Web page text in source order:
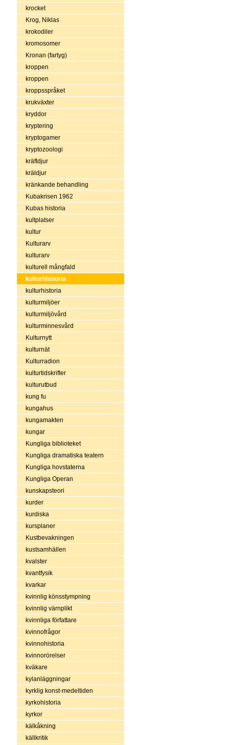
krocket
Krog, Niklas
krokodiler
kromosomer
Kronan (fartyg)
kroppen
kroppen
kroppsspråket
krukväxter
kryddor
kryptering
kryptogamer
kryptozoologi
kräftdjur
kräldjur
kränkande behandling
Kubakrisen 1962
Kubas historia
kultplatser
kultur
Kulturarv
kulturarv
kulturell mångfald
kulturhistioria
kulturhistoria
kulturmiljöer
kulturmiljövård
kulturminnesvård
Kulturnytt
kulturnät
Kulturradion
kulturtidskrifter
kulturutbud
kung fu
kungahus
kungamakten
kungar
Kungliga biblioteket
Kungliga dramatiska teatern
Kungliga hovstaterna
Kungliga Operan
kunskapsteori
kurder
kurdiska
kursplaner
Kustbevakningen
kustsamhällen
kvalster
kvantfysik
kvarkar
kvinnlig könsstympning
kvinnlig värnplikt
kvinnliga författare
kvinnofrågor
kvinnohistoria
kvinnorörelser
kväkare
kylanläggningar
kyrklig konst-medeltiden
kyrkohistoria
kyrkor
kälkåkning
källkritik